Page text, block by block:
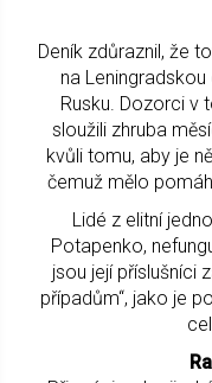
Deník zdůraznil, že
na
Rusku. Dozorci v
sloužili zhruba
kvůli tomu, aby je
čemuž mělo
Lidé z elitní
Potapenko,
jsou její příslušníci
případům“, jako je